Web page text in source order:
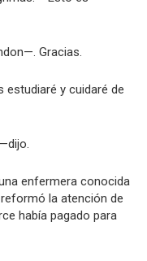
Gracias.
y cuidaré de
enfermera conocida
la atención de
había pagado para